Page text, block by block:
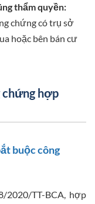
thẩm quyền:
chứng có trụ sở
hoặc bên bán cư
chứng hợp
buộc công
2020/TT-BCA, hợp